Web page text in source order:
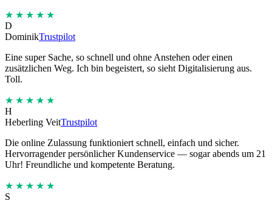
★★★★★
D
DominikTrustpilot
Eine super Sache, so schnell und ohne Anstehen oder einen
zusätzlichen Weg. Ich bin begeistert, so sieht Digitalisierung aus.
Toll.
★★★★★
H
Heberling VeitTrustpilot
Die online Zulassung funktioniert schnell, einfach und sicher.
Hervorragender persönlicher Kundenservice — sogar abends um 21
Uhr! Freundliche und kompetente Beratung.
★★★★★
S